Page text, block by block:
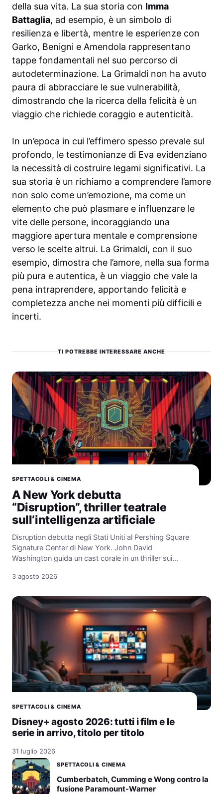
della sua vita. La sua storia con Imma
Battaglia, ad esempio, è un simbolo di
resilienza e libertà, mentre le esperienze con
Garko, Benigni e Amendola rappresentano
tappe fondamentali nel suo percorso di
autodeterminazione. La Grimaldi non ha avuto
paura di abbracciare le sue vulnerabilità,
dimostrando che la ricerca della felicità è un
viaggio che richiede coraggio e autenticità.
In un’epoca in cui l’effimero spesso prevale sul
profondo, le testimonianze di Eva evidenziano
la necessità di costruire legami significativi. La
sua storia è un richiamo a comprendere l’amore
non solo come un’emozione, ma come un
elemento che può plasmare e influenzare le
vite delle persone, incoraggiando una
maggiore apertura mentale e comprensione
verso le scelte altrui. La Grimaldi, con il suo
esempio, dimostra che l’amore, nella sua forma
più pura e autentica, è un viaggio che vale la
pena intraprendere, apportando felicità e
completezza anche nei momenti più difficili e
incerti.
TI POTREBBE INTERESSARE ANCHE
SPETTACOLI & CINEMA
A New York debutta
“Disruption”, thriller teatrale
sull’intelligenza artificiale
Disruption debutta negli Stati Uniti al Pershing Square
Signature Center di New York. John David
Washington guida un cast corale in un thriller sui…
3 agosto 2026
SPETTACOLI & CINEMA
Disney+ agosto 2026: tutti i film e le
serie in arrivo, titolo per titolo
31 luglio 2026
SPETTACOLI & CINEMA
Cumberbatch, Cumming e Wong contro la
fusione Paramount-Warner